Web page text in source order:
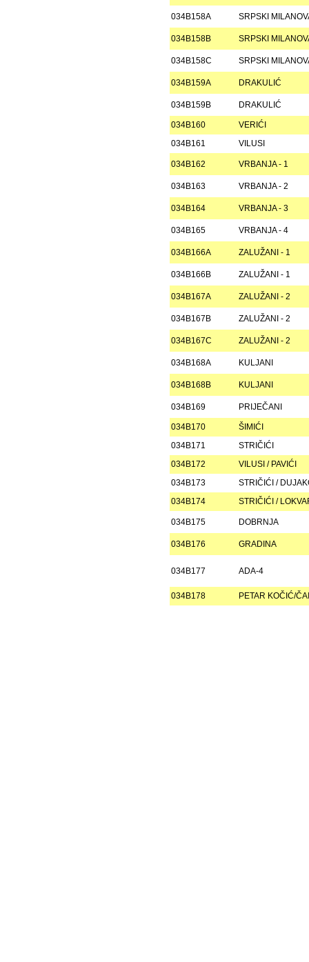
034B158A SRPSKI
034B158B SRPSKI
034B158C SRPSKI
034B159A DRAKULIĆ
034B159B DRAKULIĆ
034B160
VERIĆI
034B161
VILUSI
034B162 VRBANJA - 1
034B163 VRBANJA - 2
034B164 VRBANJA - 3
034B165 VRBANJA - 4
034B166A ZALUŽANI - 1
034B166B ZALUŽANI - 1
034B167A ZALUŽANI - 2
034B167B ZALUŽANI - 2
034B167C ZALUŽANI - 2
034B168A KULJANI
034B168B KULJANI
034B169 PRIJEČANI
034B170
ŠIMIĆI
034B171
STRIČIĆI
034B172
VILUSI / PAVIĆI
034B173
STRIČIĆI /
034B174
STRIČIĆI /
034B175 DOBRNJA
034B176 GRADINA
034B177 ADA-4
034B178 PETAR KOČIĆ/